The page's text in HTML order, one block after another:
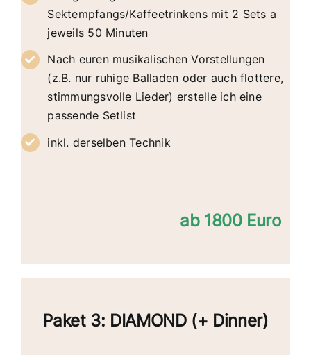
Sektempfangs/Kaffeetrinkens mit 2 Sets a
jeweils 50 Minuten
Nach euren musikalischen Vorstellungen
(z.B. nur ruhige Balladen oder auch flottere,
stimmungsvolle Lieder) erstelle ich eine
passende Setlist
inkl. derselben Technik
ab 1800 Euro
Paket 3: DIAMOND (+ Dinner)